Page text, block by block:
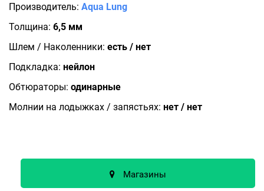
Производитель: Aqua Lung
Толщина: 6,5 мм
Шлем / Наколенники: есть / нет
Подкладка: нейлон
Обтюраторы: одинарные
Молнии на лодыжках / запястьях: нет / нет
Магазины